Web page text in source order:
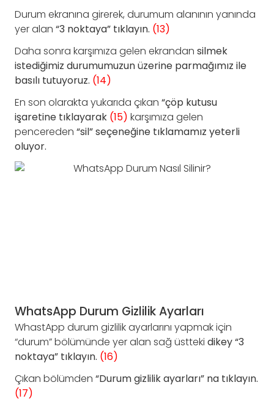
Durum ekranına girerek, durumum alanının yanında
yer alan “3 noktaya” tıklayın. (13)
Daha sonra karşımıza gelen ekrandan silmek
istediğimiz durumumuzun üzerine parmağımız ile
basılı tutuyoruz. (14)
En son olarakta yukarıda çıkan “çöp kutusu
işaretine tıklayarak (15) karşımıza gelen
pencereden “sil” seçeneğine tıklamamız yeterli
oluyor.
WhatsApp Durum Gizlilik Ayarları
WhastApp durum gizlilik ayarlarını yapmak için
“durum” bölümünde yer alan sağ üstteki dikey “3
noktaya” tıklayın. (16)
Çıkan bölümden “Durum gizlilik ayarları” na tıklayın.
(17)